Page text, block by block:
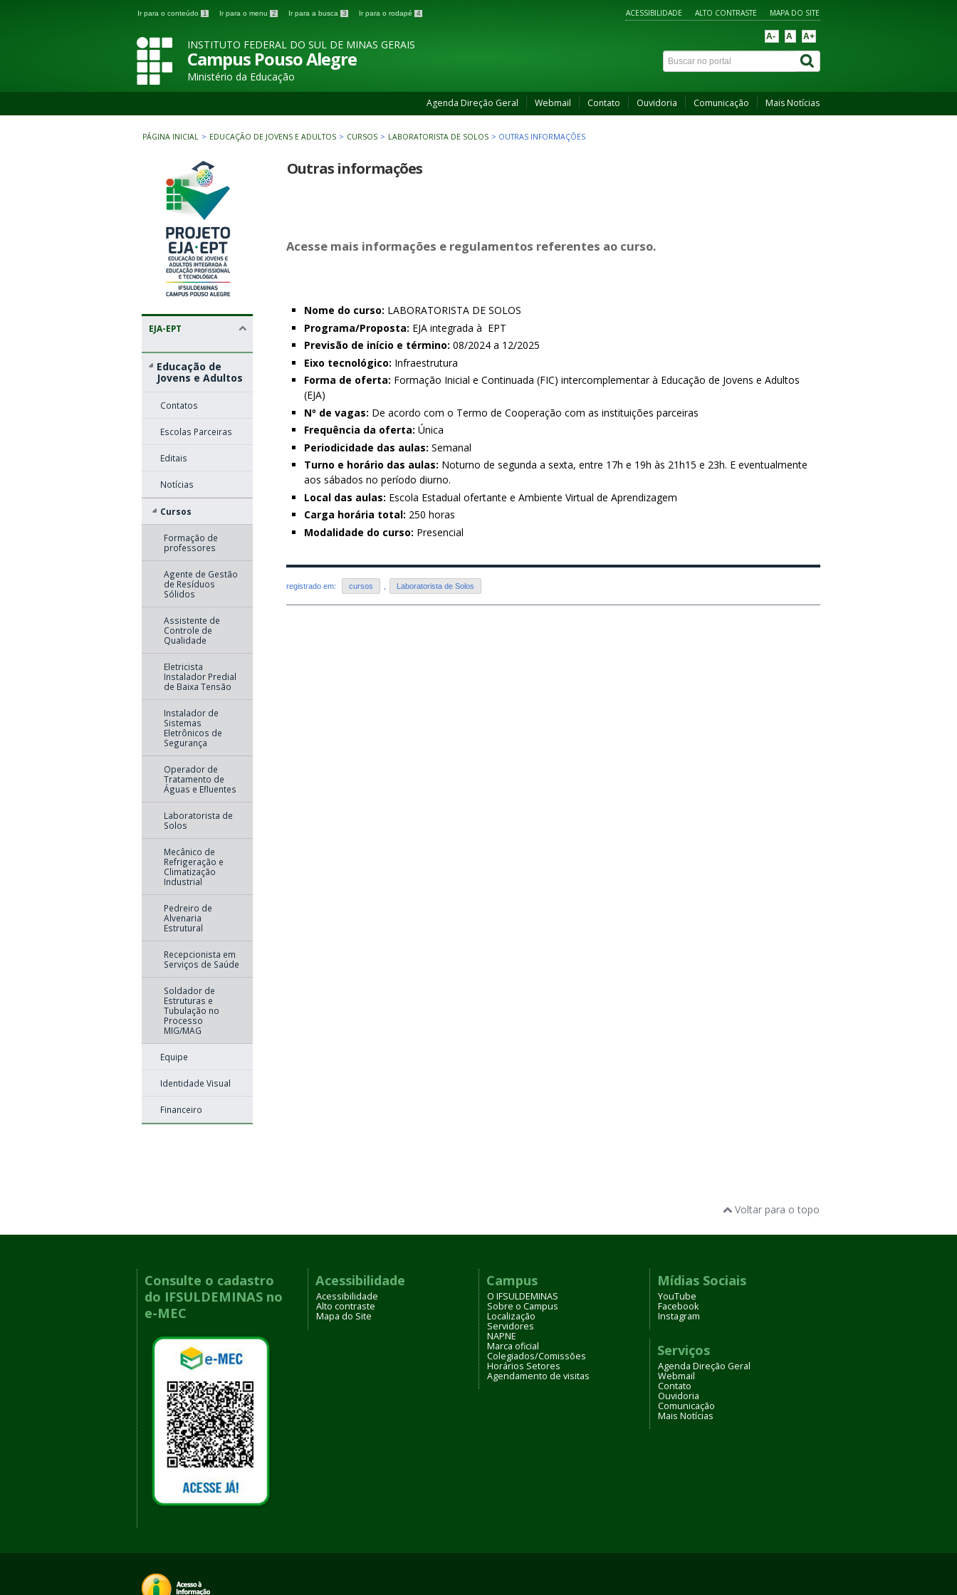
Ir para o conteúdo 1 Ir para o menu 2 Ir para a busca 3 Ir para o rodapé 4 ACESSIBILIDADE ALTO CONTRASTE MAPA DO SITE
INSTITUTO FEDERAL DO SUL DE MINAS GERAIS
Campus Pouso Alegre
Ministério da Educação
A- A A+
Agenda Direção Geral Webmail Contato Ouvidoria Comunicação Mais Notícias
PÁGINA INICIAL > EDUCAÇÃO DE JOVENS E ADULTOS > CURSOS > LABORATORISTA DE SOLOS > OUTRAS INFORMAÇÕES
EJA-EPT
Educação de
Jovens e Adultos
Contatos
Escolas Parceiras
Editais
Notícias
Cursos
Formação de
professores
Agente de Gestão
de Resíduos
Sólidos
Assistente de
Controle de
Qualidade
Eletricista
Instalador Predial
de Baixa Tensão
Instalador de
Sistemas
Eletrônicos de
Segurança
Operador de
Tratamento de
Águas e Efluentes
Laboratorista de
Solos
Mecânico de
Refrigeração e
Climatização
Industrial
Pedreiro de
Alvenaria
Estrutural
Recepcionista em
Serviços de Saúde
Soldador de
Estruturas e
Tubulação no
Processo
MIG/MAG
Equipe
Identidade Visual
Financeiro
Outras informações
Acesse mais informações e regulamentos referentes ao curso.
Nome do curso: LABORATORISTA DE SOLOS
Programa/Proposta: EJA integrada à EPT
Previsão de início e término: 08/2024 a 12/2025
Eixo tecnológico: Infraestrutura
Forma de oferta: Formação Inicial e Continuada (FIC) intercomplementar à Educação de Jovens e Adultos
(EJA)
Nº de vagas: De acordo com o Termo de Cooperação com as instituições parceiras
Frequência da oferta: Única
Periodicidade das aulas: Semanal
Turno e horário das aulas: Noturno de segunda a sexta, entre 17h e 19h às 21h15 e 23h. E eventualmente
aos sábados no período diurno.
Local das aulas: Escola Estadual ofertante e Ambiente Virtual de Aprendizagem
Carga horária total: 250 horas
Modalidade do curso: Presencial
registrado em: cursos Laboratorista de Solos
Voltar para o topo
Consulte o cadastro
do IFSULDEMINAS no
e-MEC
Acessibilidade
Acessibilidade
Alto contraste
Mapa do Site
Campus
O IFSULDEMINAS
Sobre o Campus
Localização
Servidores
NAPNE
Marca oficial
Colegiados/Comissões
Horários Setores
Agendamento de visitas
Mídias Sociais
YouTube
Facebook
Instagram
Serviços
Agenda Direção Geral
Webmail
Contato
Ouvidoria
Comunicação
Mais Notícias